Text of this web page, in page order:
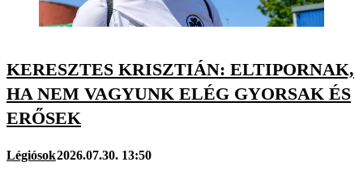
KERESZTES KRISZTIÁN: ELTIPORNAK,
HA NEM VAGYUNK ELÉG GYORSAK ÉS
ERŐSEK
Légiósok2026.07.30. 13:50